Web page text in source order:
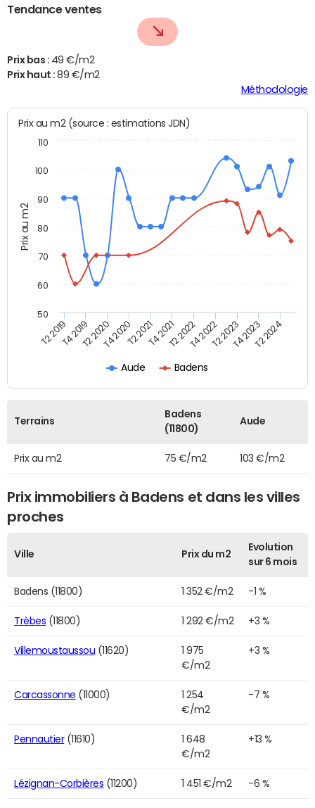
Tendance ventes
Prix bas : 49 €/m2
Prix haut :89 €/m2
Méthodologie
Prix au m2
Prix au m2 (source : estimations JDN)
Aude Badens
T2 2019T4 2019T2 2020T4 2020T2 2021T4 2021T2 2022T4 2022T2 2023T4 2023T2 2024
50
60
70
80
90
100
110
Terrains
Badens
(11800)
Aude
Prix au m2 75 €/m2 103 €/m2
Prix immobiliers à Badens et dans les villes
proches
Ville Prix du m2
Evolution
sur 6 mois
Badens (11800) 1 352 €/m2 -1 %
Trèbes (11800) 1 292 €/m2 +3 %
Villemoustaussou (11620)
1 975
€/m2
+3 %
Carcassonne (11000)
1 254
€/m2
-7 %
Pennautier(11610)
1 648
€/m2
+13 %
Lézignan-Corbières (11200) 1 451 €/m2 -6 %